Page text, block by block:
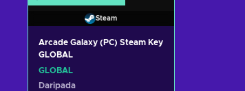
Steam
Arcade Galaxy (PC) Steam Key
GLOBAL
GLOBAL
Daripada